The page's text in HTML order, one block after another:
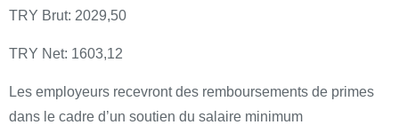
TRY Brut: 2029,50
TRY Net: 1603,12
Les employeurs recevront des remboursements de primes
dans le cadre d’un soutien du salaire minimum